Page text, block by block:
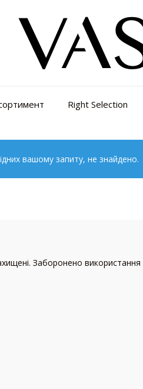
Right Selection
вашому запиту, не знайдено.
Заборонено використання